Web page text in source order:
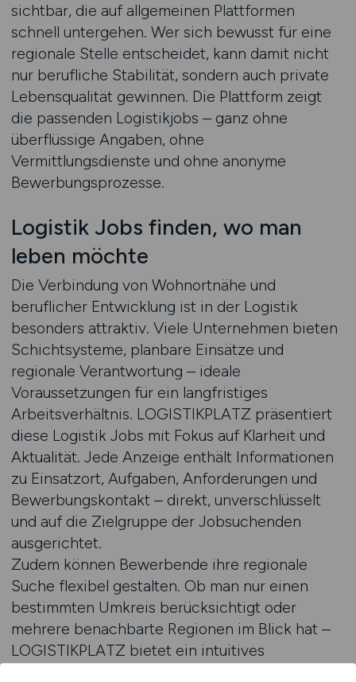
sichtbar, die auf allgemeinen Plattformen
schnell untergehen. Wer sich bewusst für eine
regionale Stelle entscheidet, kann damit nicht
nur berufliche Stabilität, sondern auch private
Lebensqualität gewinnen. Die Plattform zeigt
die passenden Logistikjobs – ganz ohne
überflüssige Angaben, ohne
Vermittlungsdienste und ohne anonyme
Bewerbungsprozesse.
Logistik Jobs finden, wo man
leben möchte
Die Verbindung von Wohnortnähe und
beruflicher Entwicklung ist in der Logistik
besonders attraktiv. Viele Unternehmen bieten
Schichtsysteme, planbare Einsätze und
regionale Verantwortung – ideale
Voraussetzungen für ein langfristiges
Arbeitsverhältnis. LOGISTIKPLATZ präsentiert
diese Logistik Jobs mit Fokus auf Klarheit und
Aktualität. Jede Anzeige enthält Informationen
zu Einsatzort, Aufgaben, Anforderungen und
Bewerbungskontakt – direkt, unverschlüsselt
und auf die Zielgruppe der Jobsuchenden
ausgerichtet.
Zudem können Bewerbende ihre regionale
Suche flexibel gestalten. Ob man nur einen
bestimmten Umkreis berücksichtigt oder
mehrere benachbarte Regionen im Blick hat –
LOGISTIKPLATZ bietet ein intuitives